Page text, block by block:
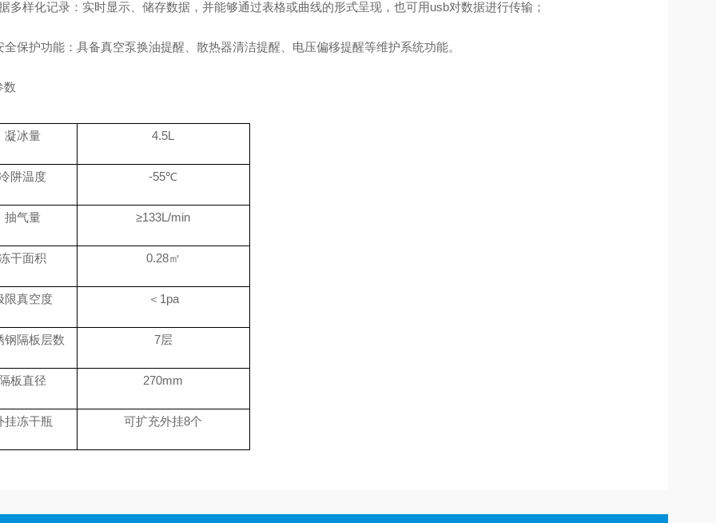
多样化记录：实时显示、储存数据，并能够通过表格或曲线的形式呈现，也可用usb对数据进行传输；
全保护功能：具备真空泵换油提醒、散热器清洁提醒、电压偏移提醒等维护系统功能。
数
凝冰量 4.5L
阱温度 -55℃
抽气量 ≥133L/min
干面积 0.28㎡
限真空度 ＜ 1pa
钢隔板层数 7层
板直径 270mm
挂冻干瓶 可扩充外挂8个